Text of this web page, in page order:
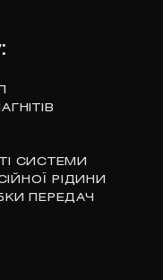
СИСТЕМИ
РІДИНИ
ПЕРЕДАЧ